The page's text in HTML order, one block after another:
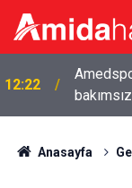
12:22
bakımsız
Anasayfa